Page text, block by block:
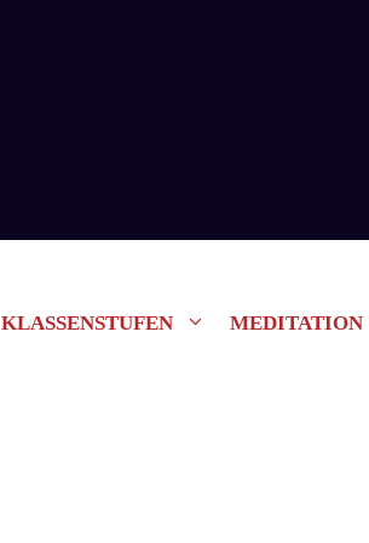
KLASSENSTUFEN MEDITATION